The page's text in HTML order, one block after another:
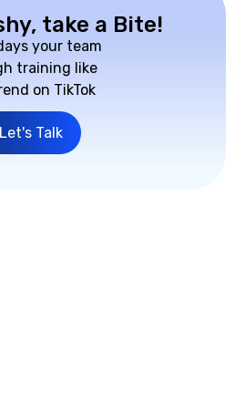
take a Bite!
your team
training like
on TikTok
Let's Talk